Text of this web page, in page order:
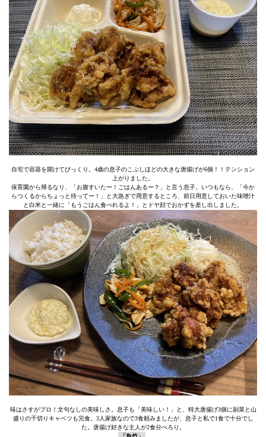
自宅で容器を開けてびっくり。4歳の息子のこぶしほどの大きな唐揚げが6個！！テンション
上がりました。
保育園から帰るなり、「お腹すいたー！ごはんあるー？」と言う息子。いつもなら、「今か
らつくるからちょっと待ってー！」と大急ぎで用意するところ、前日用意しておいた味噌汁
と白米と一緒に「もうごはん食べれるよ！」とドヤ顔でおかずを差し出しました。
味はさすがプロ！文句なしの美味しさ。息子も「美味しい！」と、特大唐揚げ3個に副菜と山
盛りの千切りキャベツも完食。3人家族なので3食頼みましたが、息子と私で1食で十分でし
た。唐揚げ好きな主人が2食分ぺろり。